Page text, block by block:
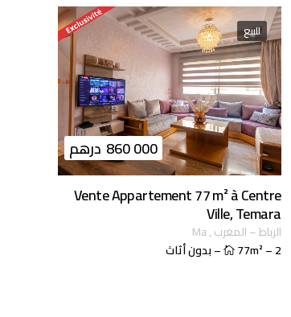
للبيع
860 000 درهم
Vente Appartement 77 m² à Centre
Ville, Temara
الرباط– المغرب,
ma
77m²–2
–بدون أثاث